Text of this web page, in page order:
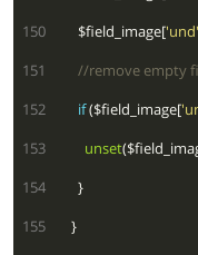
150
      $field_image[
'und'
151
152
if ($field_image[
153
unset
154
      }
155
    }